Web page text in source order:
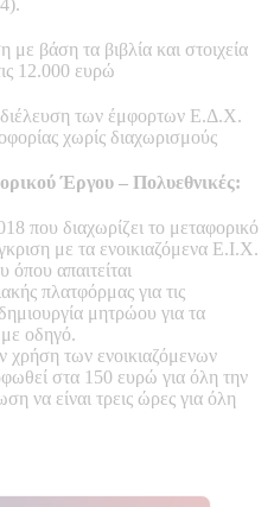
με βάση τα βιβλία και στοιχεία
12.000 ευρώ
των έμφορτων Ε.Δ.Χ.
χωρίς διαχωρισμούς
Έργου – Πολυεθνικές:
που διαχωρίζει το μεταφορικό
με τα ενοικιαζόμενα Ε.Ι.Χ.
απαιτείται
πλατφόρμας για τις
μητρώου για τα
με οδηγό.
χρήση των ενοικιαζόμενων
στα 150 ευρώ για όλη την
να είναι τρεις ώρες για όλη